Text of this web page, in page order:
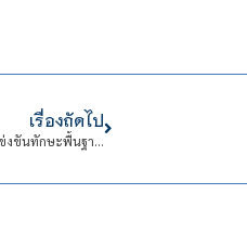
เรื่องถัดไป
ขอแสดงความยินดี CDTI ได้รางวัลชนะเลิศ มาตรฐานระดับเหรียญทอง งานการแข่งขันทักษะพื้นฐาน การประกวดดนตรีไทย ระดับชาติ ประจำปีการศึกษา พ.ศ. 2566